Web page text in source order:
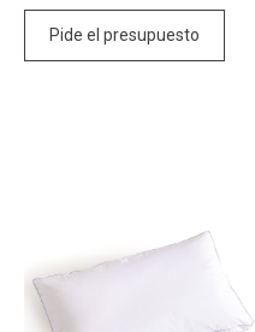
Pide el presupuesto